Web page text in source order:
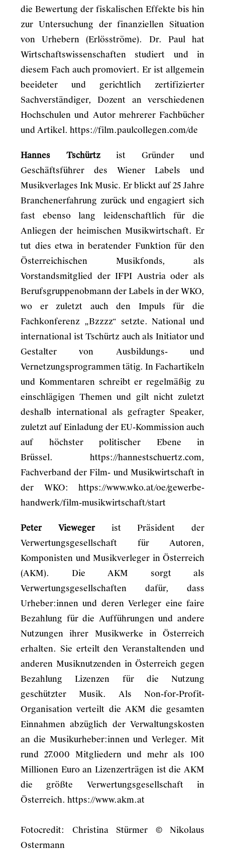
die Bewertung der fiskalischen Effekte bis hin
zur Untersuchung der finanziellen Situation
von Urhebern (Erlösströme). Dr. Paul hat
Wirtschaftswissenschaften studiert und in
diesem Fach auch promoviert. Er ist allgemein
beeideter und gerichtlich zertifizierter
Sachverständiger, Dozent an verschiedenen
Hochschulen und Autor mehrerer Fachbücher
und Artikel. https://film.paulcollegen.com/de
Hannes Tschürtzist Gründer und
Geschäftsführer des Wiener Labels und
Musikverlages Ink Music. Er blickt auf 25 Jahre
Branchenerfahrung zurück und engagiert sich
fast ebenso lang leidenschaftlich für die
Anliegen der heimischen Musikwirtschaft. Er
tut dies etwa in beratender Funktion für den
Österreichischen Musikfonds, als
Vorstandsmitglied der IFPI Austria oder als
Berufsgruppenobmann der Labels in der WKO,
wo er zuletzt auch den Impuls für die
Fachkonferenz „Bzzzz“ setzte. National und
international ist Tschürtz auch als Initiator und
Gestalter von Ausbildungs- und
Vernetzungsprogrammen tätig. In Fachartikeln
und Kommentaren schreibt er regelmäßig zu
einschlägigen Themen und gilt nicht zuletzt
deshalb international als gefragter Speaker,
zuletzt auf Einladung der EU-Kommission auch
auf höchster politischer Ebene in
Brüssel. https://hannestschuertz.com,
Fachverband der Film- und Musikwirtschaft in
der WKO: https://www.wko.at/oe/gewerbe-
handwerk/film-musikwirtschaft/start
Peter Viewegerist Präsident der
Verwertungsgesellschaft für Autoren,
Komponisten und Musikverleger in Österreich
(AKM). Die AKM sorgt als
Verwertungsgesellschaften dafür, dass
Urheber:innen und deren Verleger eine faire
Bezahlung für die Aufführungen und andere
Nutzungen ihrer Musikwerke in Österreich
erhalten. Sie erteilt den Veranstaltenden und
anderen Musiknutzenden in Österreich gegen
Bezahlung Lizenzen für die Nutzung
geschützter Musik. Als Non-for-Profit-
Organisation verteilt die AKM die gesamten
Einnahmen abzüglich der Verwaltungskosten
an die Musikurheber:innen und Verleger. Mit
rund 27.000 Mitgliedern und mehr als 100
Millionen Euro an Lizenzerträgen ist die AKM
die größte Verwertungsgesellschaft in
Österreich. https://www.akm.at
Fotocredit: Christina Stürmer © Nikolaus
Ostermann